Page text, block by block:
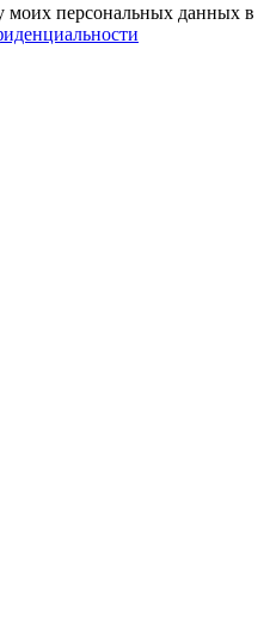
моих персональных данных в